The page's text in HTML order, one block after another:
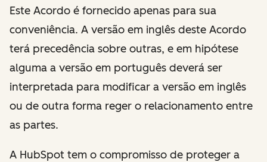
Este Acordo é fornecido apenas para sua
conveniência. A versão em inglês deste Acordo
terá precedência sobre outras, e em hipótese
alguma a versão em português deverá ser
interpretada para modificar a versão em inglês
ou de outra forma reger o relacionamento entre
as partes.
A HubSpot tem o compromisso de proteger a